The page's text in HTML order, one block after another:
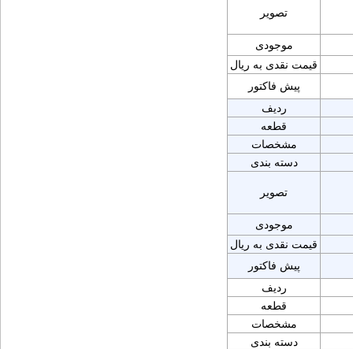
تصویر
موجودی
قیمت نقدی به ریال
پیش فاکتور
ردیف
قطعه
مشخصات
دسته بندی
تصویر
موجودی
قیمت نقدی به ریال
پیش فاکتور
ردیف
قطعه
مشخصات
دسته بندی